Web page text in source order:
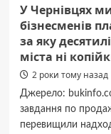
У Чернівцях
бізнесменів
за яку
міста ні
2 роки тому назад
Джерело:
завдання по
перевищили